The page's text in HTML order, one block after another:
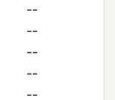
--
--
--
--
--